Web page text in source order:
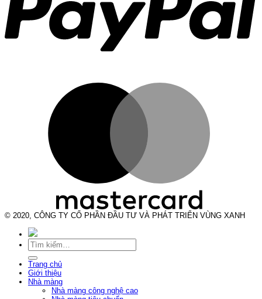
© 2020, CÔNG TY CỔ PHẦN ĐẦU TƯ VÀ PHÁT TRIỂN VÙNG XANH
Tìm
kiếm:
Trang chủ
Giới thiệu
Nhà màng
Nhà màng công nghệ cao